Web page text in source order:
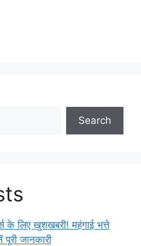
Search
के लिए खुशखबरी! महंगाई भत्ते
जानकारी